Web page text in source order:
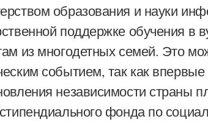
образования и науки
поддержке обучения в
из многодетных семей. Это
событием, так как
независимости страны
фонда по